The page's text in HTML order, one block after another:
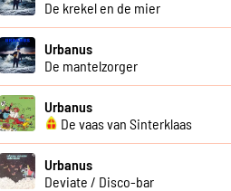
De krekel en de mier
Urbanus
De mantelzorger
Urbanus
De vaas van Sinterklaas
Urbanus
Deviate / Disco-bar